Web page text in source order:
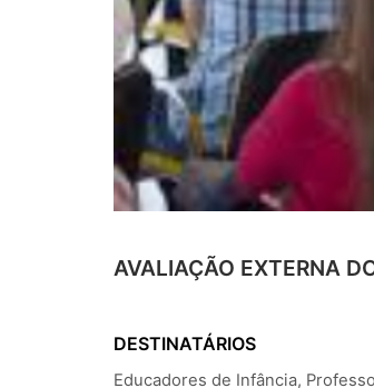
AVALIAÇÃO EXTERNA
DESTINATÁRIOS
Educadores de Infância,